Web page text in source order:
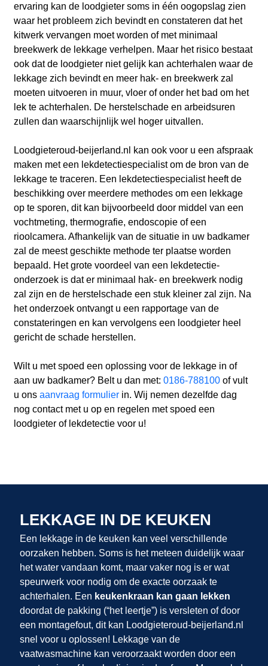
ervaring kan de loodgieter soms in één oogopslag zien
waar het probleem zich bevindt en constateren dat het
kitwerk vervangen moet worden of met minimaal
breekwerk de lekkage verhelpen. Maar het risico bestaat
ook dat de loodgieter niet gelijk kan achterhalen waar de
lekkage zich bevindt en meer hak- en breekwerk zal
moeten uitvoeren in muur, vloer of onder het bad om het
lek te achterhalen. De herstelschade en arbeidsuren
zullen dan waarschijnlijk wel hoger uitvallen.
Loodgieteroud-beijerland.nl kan ook voor u een afspraak
maken met een lekdetectiespecialist om de bron van de
lekkage te traceren. Een lekdetectiespecialist heeft de
beschikking over meerdere methodes om een lekkage
op te sporen, dit kan bijvoorbeeld door middel van een
vochtmeting, thermografie, endoscopie of een
rioolcamera. Afhankelijk van de situatie in uw badkamer
zal de meest geschikte methode ter plaatse worden
bepaald. Het grote voordeel van een lekdetectie-
onderzoek is dat er minimaal hak- en breekwerk nodig
zal zijn en de herstelschade een stuk kleiner zal zijn. Na
het onderzoek ontvangt u een rapportage van de
constateringen en kan vervolgens een loodgieter heel
gericht de schade herstellen.
Wilt u met spoed een oplossing voor de lekkage in of
aan uw badkamer? Belt u dan met: 0186-788100of vult
u ons aanvraag formulierin. Wij nemen dezelfde dag
nog contact met u op en regelen met spoed een
loodgieter of lekdetectie voor u!
LEKKAGE IN DE KEUKEN
Een lekkage in de keuken kan veel verschillende
oorzaken hebben. Soms is het meteen duidelijk waar
het water vandaan komt, maar vaker nog is er wat
speurwerk voor nodig om de exacte oorzaak te
achterhalen. Een keukenkraan kan gaan lekken
doordat de pakking (“het leertje”) is versleten of door
een montagefout, dit kan Loodgieteroud-beijerland.nl
snel voor u oplossen! Lekkage van de
vaatwasmachine kan veroorzaakt worden door een